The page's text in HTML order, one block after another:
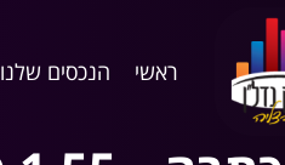
ראשי הנכסים שלנו